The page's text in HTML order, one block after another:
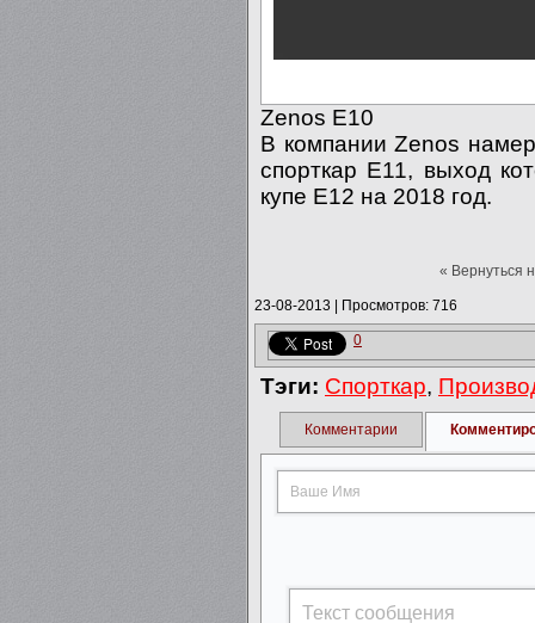
Zenos E10
В компании Zenos
спорткар E11, выход
купе E12 на 2018 год.
« Вернуться
23-08-2013 Просмотров: 716
0
Тэги: Спорткар,
Комментарии